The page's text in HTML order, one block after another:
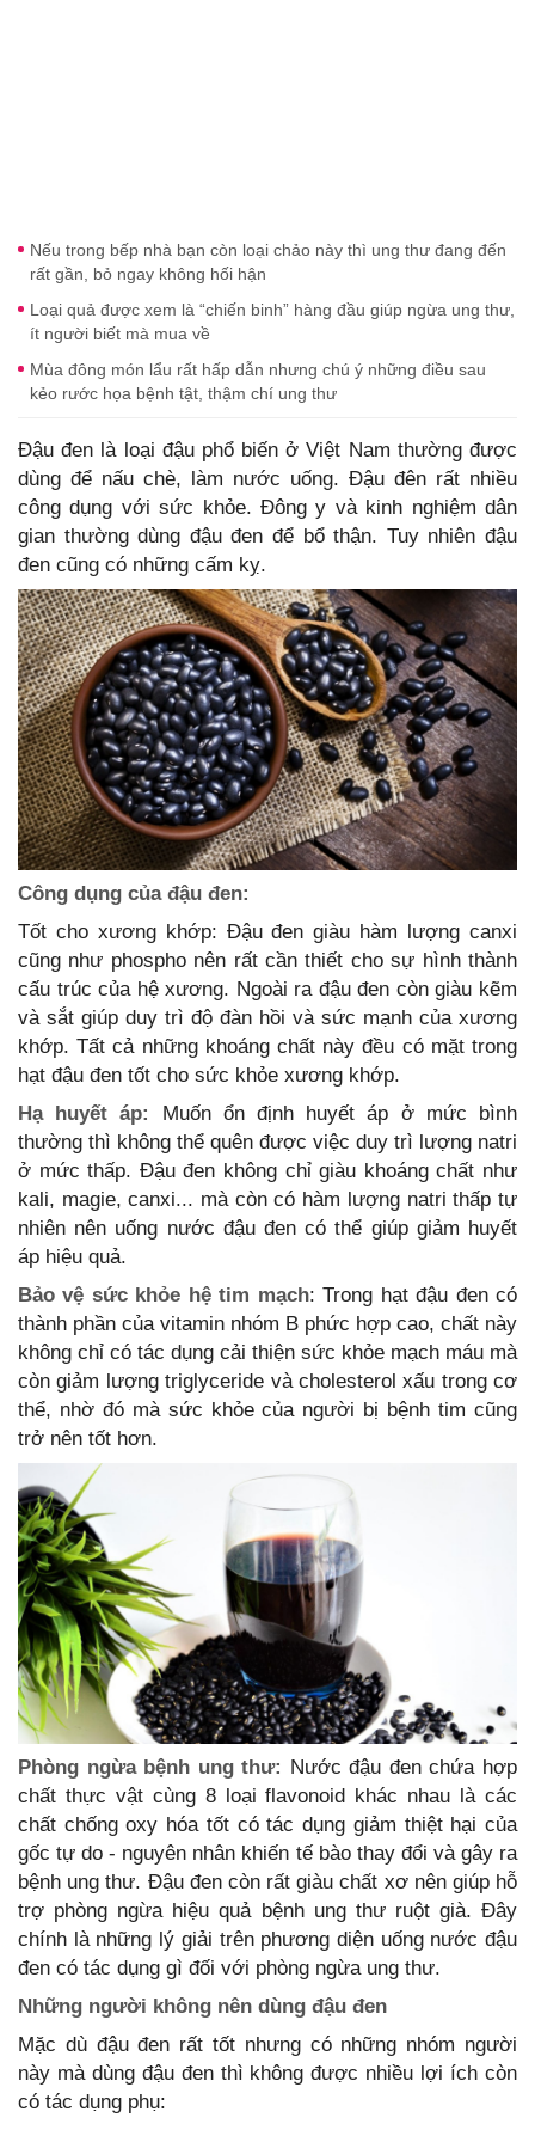
Nếu trong bếp nhà bạn còn loại chảo này thì ung thư đang đến
rất gần, bỏ ngay không hối hận
Loại quả được xem là “chiến binh” hàng đầu giúp ngừa ung thư,
ít người biết mà mua về
Mùa đông món lẩu rất hấp dẫn nhưng chú ý những điều sau
kẻo rước họa bệnh tật, thậm chí ung thư
Đậu đen là loại đậu phổ biến ở Việt Nam thường được
dùng để nấu chè, làm nước uống. Đậu đên rất nhiều
công dụng với sức khỏe. Đông y và kinh nghiệm dân
gian thường dùng đậu đen để bổ thận. Tuy nhiên đậu
đen cũng có những cấm kỵ.
Công dụng của đậu đen:
Tốt cho xương khớp: Đậu đen giàu hàm lượng canxi
cũng như phospho nên rất cần thiết cho sự hình thành
cấu trúc của hệ xương. Ngoài ra đậu đen còn giàu kẽm
và sắt giúp duy trì độ đàn hồi và sức mạnh của xương
khớp. Tất cả những khoáng chất này đều có mặt trong
hạt đậu đen tốt cho sức khỏe xương khớp.
Hạ huyết áp:
Muốn ổn định huyết áp ở mức bình
thường thì không thể quên được việc duy trì lượng natri
ở mức thấp. Đậu đen không chỉ giàu khoáng chất như
kali, magie, canxi... mà còn có hàm lượng natri thấp tự
nhiên nên uống nước đậu đen có thể giúp giảm huyết
áp hiệu quả.
Bảo vệ sức khỏe hệ tim mạch: Trong hạt đậu đen có
thành phần của vitamin nhóm B phức hợp cao, chất này
không chỉ có tác dụng cải thiện sức khỏe mạch máu mà
còn giảm lượng triglyceride và cholesterol xấu trong cơ
thể, nhờ đó mà sức khỏe của người bị bệnh tim cũng
trở nên tốt hơn.
Phòng ngừa bệnh ung thư: Nước đậu đen chứa hợp
chất thực vật cùng 8 loại flavonoid khác nhau là các
chất chống oxy hóa tốt có tác dụng giảm thiệt hại của
gốc tự do - nguyên nhân khiến tế bào thay đổi và gây ra
bệnh ung thư. Đậu đen còn rất giàu chất xơ nên giúp hỗ
trợ phòng ngừa hiệu quả bệnh ung thư ruột già. Đây
chính là những lý giải trên phương diện uống nước đậu
đen có tác dụng gì đối với phòng ngừa ung thư.
Những người không nên dùng đậu đen
Mặc dù đậu đen rất tốt nhưng có những nhóm người
này mà dùng đậu đen thì không được nhiều lợi ích còn
có tác dụng phụ: